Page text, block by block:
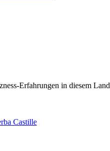
Erfahrungen in diesem Land
Castille